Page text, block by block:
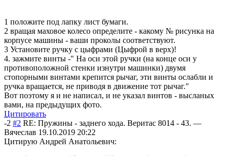
1 положите под лапку лист бумаги.
2 вращая маховое колесо определите - какому № рисунка на
корпусе машины - ваши проколы соответствуют.
3 Установите ручку с цыфрами (Цыфрой в верх)!
4. зажмите винты -" На оси этой ручки (на конце оси у
противоположной стенки изнутри машинки) двумя
стопорными винтами крепится рычаг, эти винты ослабли и
ручка вращается, не приводя в движение тот рычаг."
Вот поэтому я и не написал, и не указал винтов - высланых
вами, на предыдущих фото.
Цитировать
-2 #2 RE: Пружины - заднего хода. Веритас 8014 - 43. —
Вячеслав 19.10.2019 20:22
Цитирую Андрей Анатольевич: